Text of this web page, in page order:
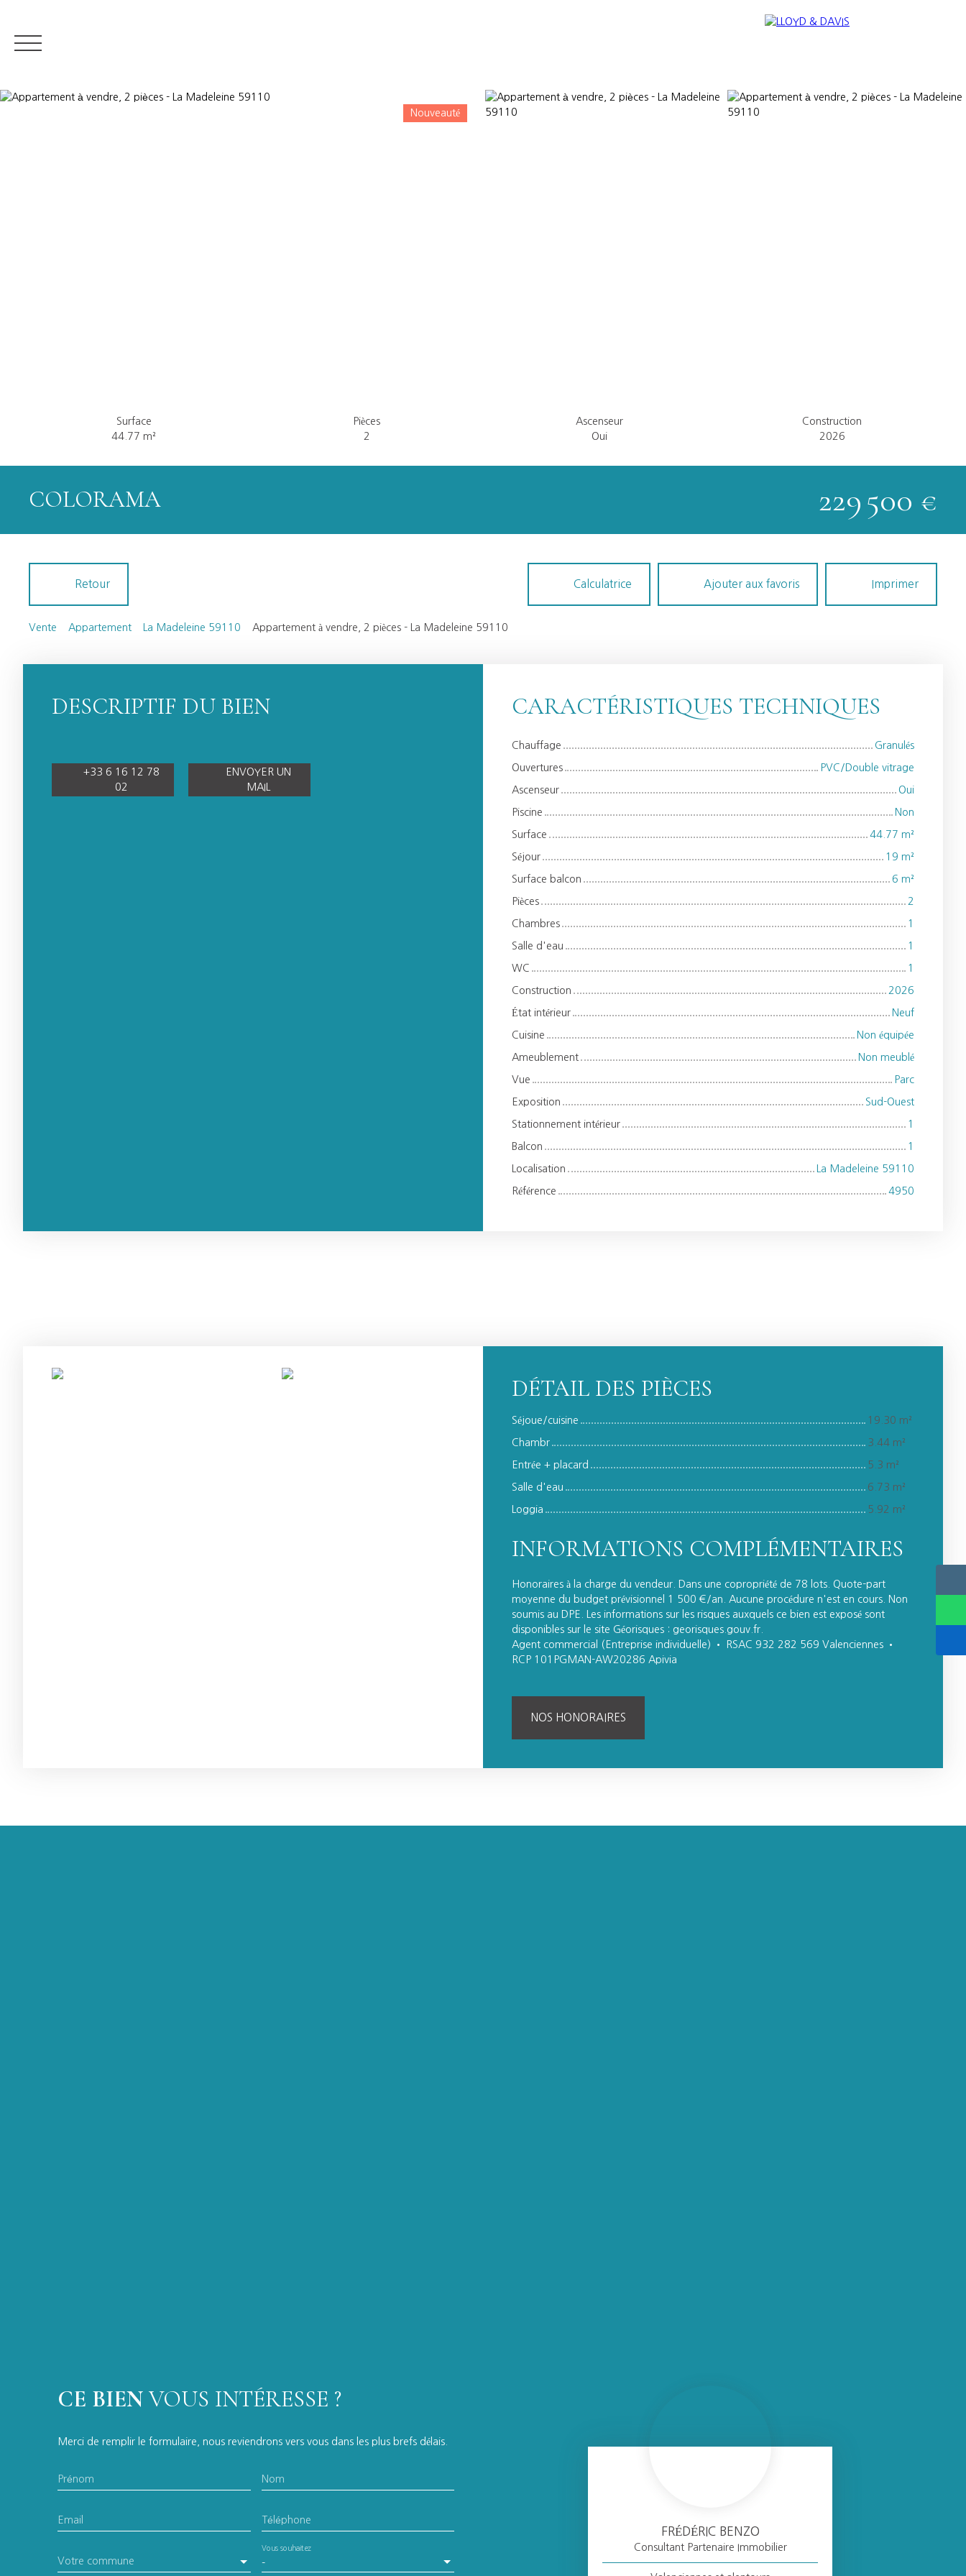
Nouveauté
Surface
44.77 m²
Pièces
2
Ascenseur
Oui
Construction
2026
COLORAMA 229 500 €
Retour Calculatrice Ajouter aux favoris Imprimer
Vente Appartement La Madeleine 59110 Appartement à vendre, 2 pièces - La Madeleine 59110
DESCRIPTIF DU BIEN
+33 6 16 12 78
02
ENVOYER UN
MAIL
CARACTÉRISTIQUES TECHNIQUES
Chauffage Granulés
Ouvertures PVC/Double vitrage
Ascenseur Oui
Piscine Non
Surface 44.77 m²
Séjour 19 m²
Surface balcon 6 m²
Pièces 2
Chambres 1
Salle d'eau 1
WC 1
Construction 2026
État intérieur Neuf
Cuisine Non équipée
Ameublement Non meublé
Vue Parc
Exposition Sud-Ouest
Stationnement intérieur 1
Balcon 1
Localisation La Madeleine 59110
Référence 4950
DÉTAIL DES PIÈCES
Séjoue/cuisine 19.30 m²
Chambr 3.44 m²
Entrée + placard 5.3 m²
Salle d'eau 6.73 m²
Loggia 5.92 m²
INFORMATIONS COMPLÉMENTAIRES
Honoraires à la charge du vendeur. Dans une copropriété de 78 lots. Quote-part
moyenne du budget prévisionnel 1 500 €/an. Aucune procédure n'est en cours. Non
soumis au DPE. Les informations sur les risques auxquels ce bien est exposé sont
disponibles sur le site Géorisques : georisques.gouv.fr.
Agent commercial (Entreprise individuelle) • RSAC 932 282 569 Valenciennes •
RCP 101PGMAN-AW20286 Apivia
NOS HONORAIRES
CE BIEN VOUS INTÉRESSE ?
Merci de remplir le formulaire, nous reviendrons vers vous dans les plus brefs délais.
Prénom Nom
Email Téléphone
Votre commune -
Vous souhaitez
FRÉDÉRIC BENZO
Consultant Partenaire Immobilier